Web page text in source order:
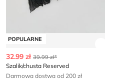
POPULARNE
32.99 zł 39.99 zł*
Szalik/chusta Reserved
Darmowa dostwa od 200 zł